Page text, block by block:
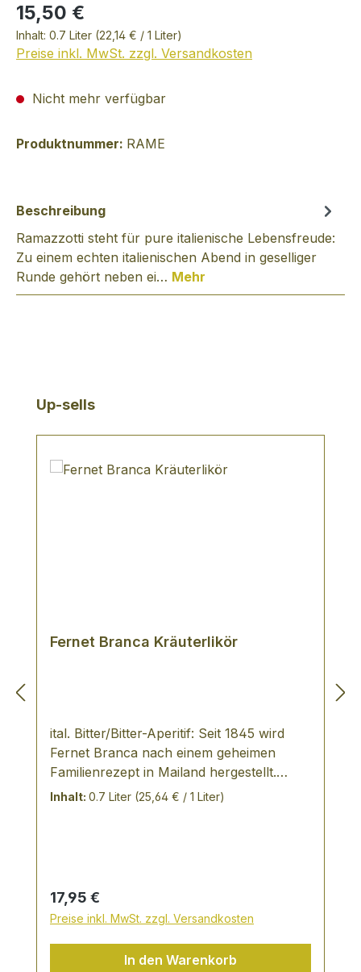
15,50 €
Inhalt: 0.7 Liter (22,14 € / 1 Liter)
Preise inkl. MwSt. zzgl. Versandkosten
Nicht mehr verfügbar
Produktnummer: RAME
Beschreibung
Ramazzotti steht für pure italienische Lebensfreude:
Zu einem echten italienischen Abend in geselliger
Runde gehört neben ei… Mehr
Produktgalerie überspringen
Up-sells
Fernet Branca Kräuterlikör
ital. Bitter/Bitter-Aperitif: Seit 1845 wird
Fernet Branca nach einem geheimen
Familienrezept in Mailand hergestellt.
Dabei werden über 40 Kräuter, Pflanzen
Bitter. Das Familienrezept ist streng
geheim. Es ist nur soviel sicher, dass zur
Herstellung über 40 Kräuter, Pflanzen
und Gewürze wie Enzian, Safran, Myrrhe,
Kamille, Holunderblüten etc. verwendet
Inhalt: 0.7 Liter (25,64 € / 1 Liter)
Regulärer Preis:
17,95 €
Preise inkl. MwSt. zzgl. Versandkosten
In den Warenkorb